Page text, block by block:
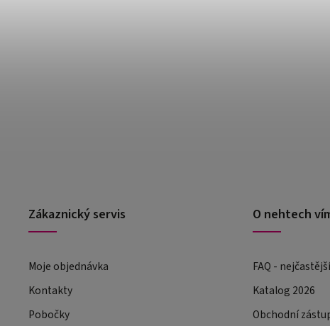
Zákaznický servis
Moje objednávka
Kontakty
Pobočky
O nehtech
FAQ -
Katalog 2026
Obchodní